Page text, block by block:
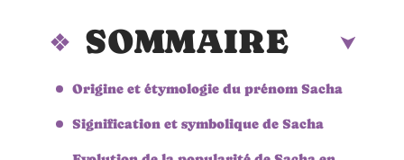
SOMMAIRE
Origine et étymologie du prénom Sacha
Signification et symbolique de Sacha